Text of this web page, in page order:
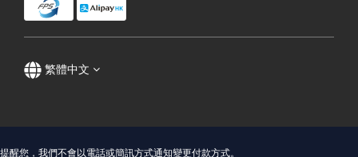
繁體中文
提醒您，我們不會以電話或簡訊方式通知變更付款方式。